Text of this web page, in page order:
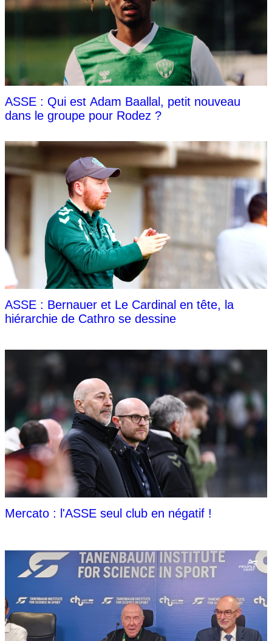
ASSE : Qui est Adam Baallal, petit nouveau
dans le groupe pour Rodez ?
ASSE : Bernauer et Le Cardinal en tête, la
hiérarchie de Cathro se dessine
Mercato : l'ASSE seul club en négatif !